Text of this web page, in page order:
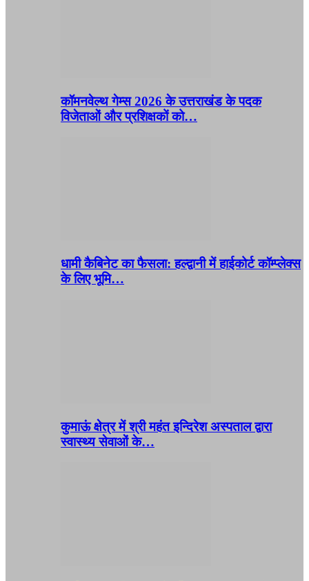
कॉमनवेल्थ गेम्स 2026 के उत्तराखंड के पदक
विजेताओं और प्रशिक्षकों को…
धामी कैबिनेट का फैसला: हल्द्वानी में हाईकोर्ट कॉम्प्लेक्स
के लिए भूमि…
कुमाऊं क्षेत्र में श्री महंत इन्दिरेश अस्पताल द्वारा
स्वास्थ्य सेवाओं के…